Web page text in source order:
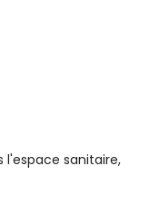
sanitaire,